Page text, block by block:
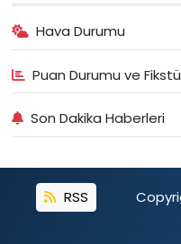
Hava Durumu
Puan Durumu ve
Son Dakika Haberleri
RSS